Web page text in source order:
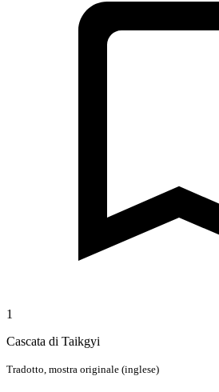
1
Cascata di Taikgyi
Tradotto, mostra originale (inglese)